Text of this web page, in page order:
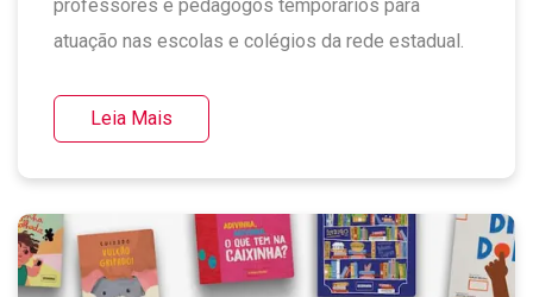
professores e pedagogos temporários para
atuação nas escolas e colégios da rede estadual.
Leia Mais